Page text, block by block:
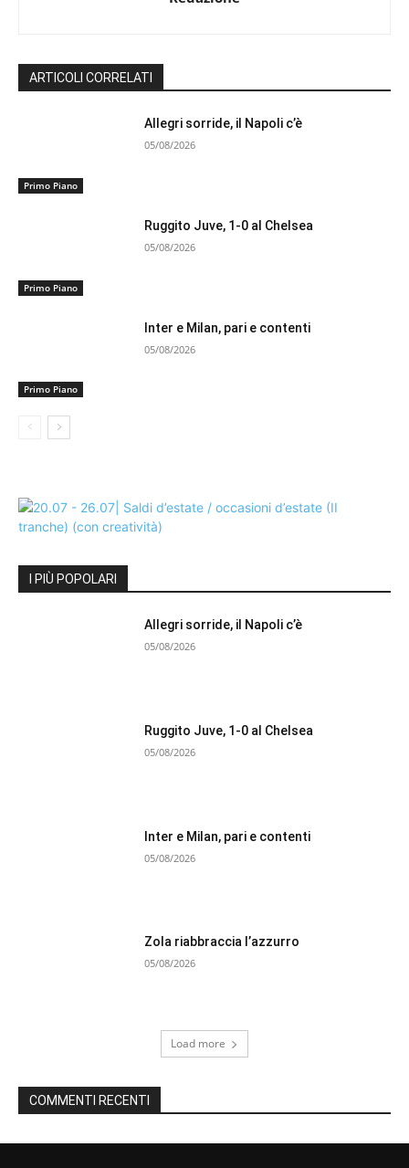
ARTICOLI CORRELATI
Primo Piano
Allegri sorride, il Napoli c’è
05/08/2026
Primo Piano
Ruggito Juve, 1-0 al Chelsea
05/08/2026
Primo Piano
Inter e Milan, pari e contenti
05/08/2026
I PIÙ POPOLARI
Allegri sorride, il Napoli c’è
05/08/2026
Ruggito Juve, 1-0 al Chelsea
05/08/2026
Inter e Milan, pari e contenti
05/08/2026
Zola riabbraccia l’azzurro
05/08/2026
Load more
COMMENTI RECENTI